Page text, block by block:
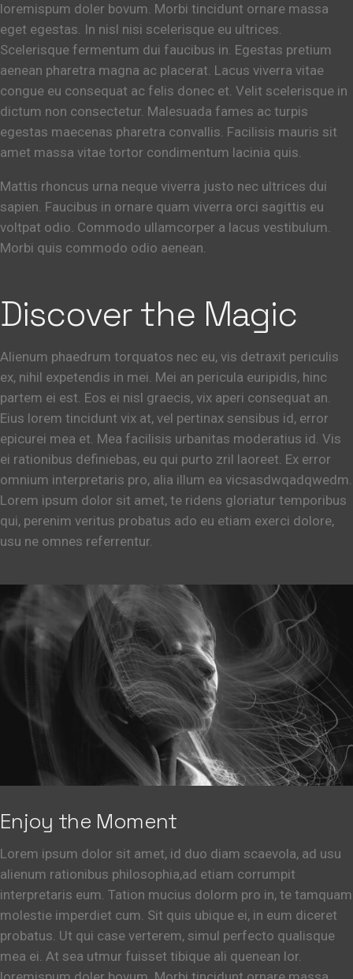
loremispum doler bovum. Morbi tincidunt ornare massa
eget egestas. In nisl nisi scelerisque eu ultrices.
Scelerisque fermentum dui faucibus in. Egestas pretium
aenean pharetra magna ac placerat. Lacus viverra vitae
congue eu consequat ac felis donec et. Velit scelerisque in
dictum non consectetur. Malesuada fames ac turpis
egestas maecenas pharetra convallis. Facilisis mauris sit
amet massa vitae tortor condimentum lacinia quis.
Mattis rhoncus urna neque viverra justo nec ultrices dui
sapien. Faucibus in ornare quam viverra orci sagittis eu
voltpat odio. Commodo ullamcorper a lacus vestibulum.
Morbi quis commodo odio aenean.
Discover the Magic
Alienum phaedrum torquatos nec eu, vis detraxit periculis
ex, nihil expetendis in mei. Mei an pericula euripidis, hinc
partem ei est. Eos ei nisl graecis, vix aperi consequat an.
Eius lorem tincidunt vix at, vel pertinax sensibus id, error
epicurei mea et. Mea facilisis urbanitas moderatius id. Vis
ei rationibus definiebas, eu qui purto zril laoreet. Ex error
omnium interpretaris pro, alia illum ea vicsasdwqadqwedm.
Lorem ipsum dolor sit amet, te ridens gloriatur temporibus
qui, perenim veritus probatus ado eu etiam exerci dolore,
usu ne omnes referrentur.
Enjoy the Moment
Lorem ipsum dolor sit amet, id duo diam scaevola, ad usu
alienum rationibus philosophia,ad etiam corrumpit
interpretaris eum. Tation mucius dolorm pro in, te tamquam
molestie imperdiet cum. Sit quis ubique ei, in eum diceret
probatus. Ut qui case verterem, simul perfecto qualisque
mea ei. At sea utmur fuisset tibique ali quenean lor.